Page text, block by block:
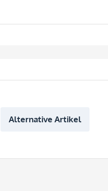
Alternative Artikel